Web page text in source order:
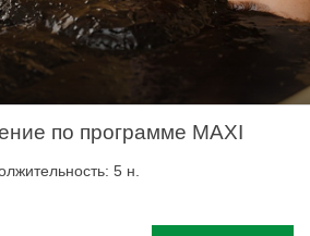
по программе MAXI
5 н.